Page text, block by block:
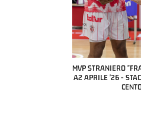
MVP STRANIERO
A2 APRILE '26 -
CENTO)